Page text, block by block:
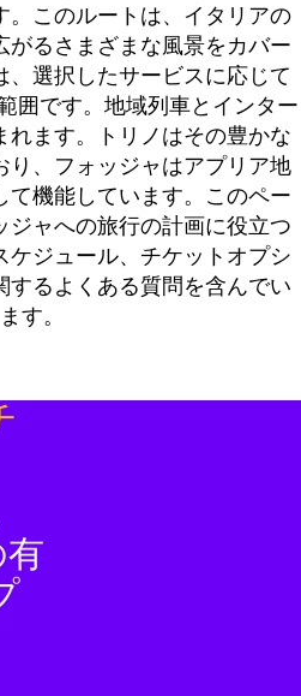
。このルートは、イタリアの
がるさまざまな風景をカバー
、選択したサービスに応じて
囲です。地域列車とインター
れます。トリノはその豊かな
り、フォッジャはアプリア地
て機能しています。このペー
ジャへの旅行の計画に役立つ
ケジュール、チケットオプシ
するよくある質問を含んでい
ます。